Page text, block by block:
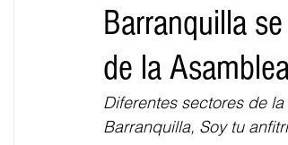
Bloggeros Hermanos
Educación BID
Barranquilla
de la
Diferentes sectores de
Barranquilla, Soy tu